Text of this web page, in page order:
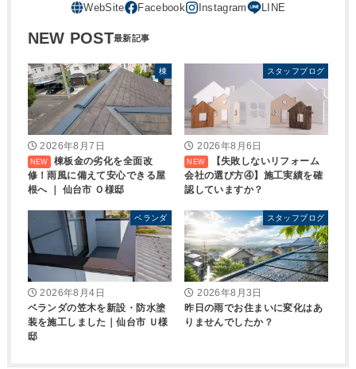
NEW POST
棟
2026年8月7日
棟板金の劣化を全面改
修！雨風に備えて安心できる屋
根へ ｜ 仙台市 Ｏ様邸
スタッフブログ
2026年8月6日
【失敗しないリフォーム
会社の選び方④】施工実績を確
認していますか？
ベランダ
2026年8月4日
ベランダの笠木を新設・防水塗
装を施工しました｜仙台市 Ｕ様
邸
スタッフブログ
2026年8月3日
昨日の雨でお住まいに変化はあ
りませんでしたか？